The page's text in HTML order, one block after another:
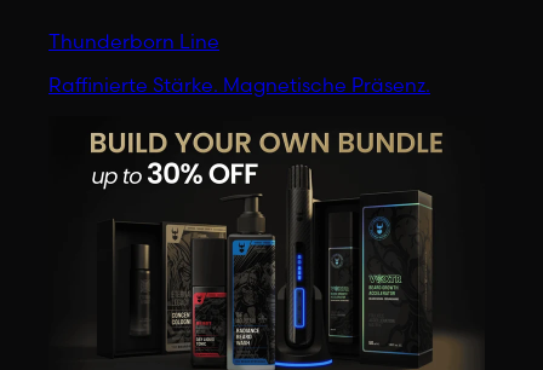
Thunderborn Line
Raffinierte Stärke. Magnetische Präsenz.